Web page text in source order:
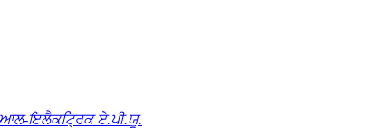
ਇਲੈਕਟ੍ਰਿਕ ਏ.ਪੀ.ਯੂ.